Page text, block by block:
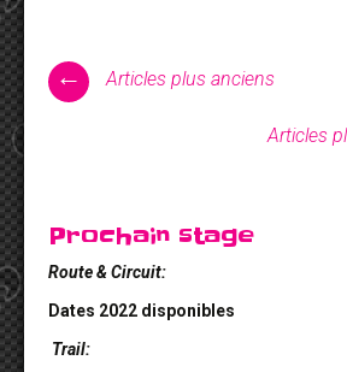
← Articles plus anciens
Articles
Prochain stage
Route & Circuit:
Dates 2022 disponibles
Trail: